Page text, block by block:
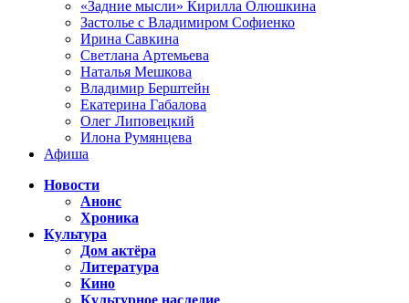
«Задние мысли» Кирилла Олюшкина
Застолье с Владимиром Софиенко
Ирина Савкина
Светлана Артемьева
Наталья Мешкова
Владимир Берштейн
Екатерина Габалова
Олег Липовецкий
Илона Румянцева
Афиша
Новости
Анонс
Хроника
Культура
Дом актёра
Литература
Кино